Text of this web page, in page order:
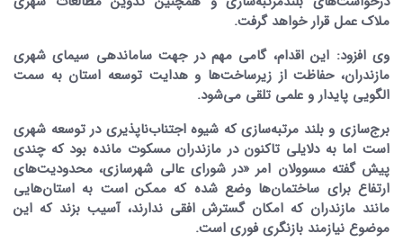
ملاک عمل قرار خواهد گرفت.
وی افزود: این اقدام، گامی مهم در جهت ساماندهی سیمای شهری
مازندران، حفاظت از زیرساخت‌ها و هدایت توسعه استان به سمت
الگویی پایدار و علمی تلقی می‌شود.
برج‌سازی و بلند مرتبه‌سازی که شیوه اجتناب‌ناپذیری در توسعه شهری
است اما به دلایلی تاکنون در مازندران مسکوت مانده بود که چندی
پیش گفته مسوولان امر «در شورای عالی شهرسازی، محدودیت‌های
ارتفاع برای ساختمان‌ها وضع شده که ممکن است به استان‌هایی
مانند مازندران که امکان گسترش افقی ندارند، آسیب بزند که این
موضوع نیازمند بازنگری فوری است.